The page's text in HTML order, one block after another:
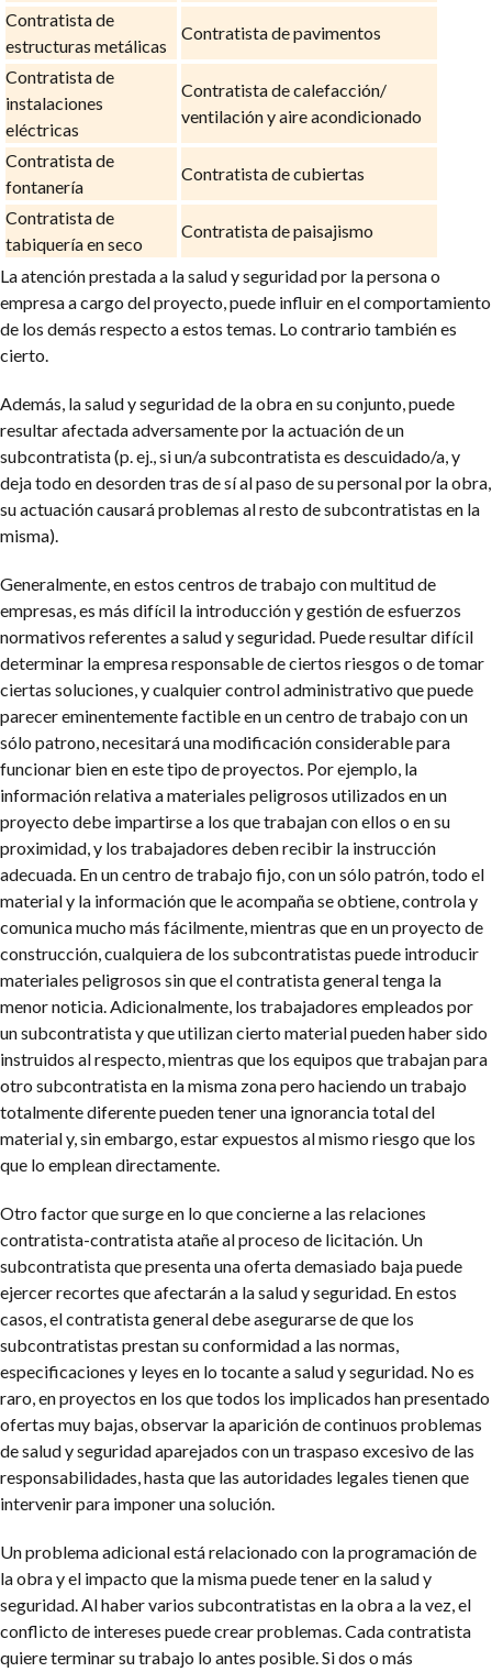
Contratista de
estructuras metálicas
Contratista de pavimentos
Contratista de
instalaciones
eléctricas
Contratista de calefacción/
ventilación y aire acondicionado
Contratista de
fontanería
Contratista de cubiertas
Contratista de
tabiquería en seco
Contratista de paisajismo
La atención prestada a la salud y seguridad por la persona o
empresa a cargo del proyecto, puede influir en el comportamiento
de los demás respecto a estos temas. Lo contrario también es
cierto.
Además, la salud y seguridad de la obra en su conjunto, puede
resultar afectada adversamente por la actuación de un
subcontratista (p. ej., si un/a subcontratista es descuidado/a, y
deja todo en desorden tras de sí al paso de su personal por la obra,
su actuación causará problemas al resto de subcontratistas en la
misma).
Generalmente, en estos centros de trabajo con multitud de
empresas, es más difícil la introducción y gestión de esfuerzos
normativos referentes a salud y seguridad. Puede resultar difícil
determinar la empresa responsable de ciertos riesgos o de tomar
ciertas soluciones, y cualquier control administrativo que puede
parecer eminentemente factible en un centro de trabajo con un
sólo patrono, necesitará una modificación considerable para
funcionar bien en este tipo de proyectos. Por ejemplo, la
información relativa a materiales peligrosos utilizados en un
proyecto debe impartirse a los que trabajan con ellos o en su
proximidad, y los trabajadores deben recibir la instrucción
adecuada. En un centro de trabajo fijo, con un sólo patrón, todo el
material y la información que le acompaña se obtiene, controla y
comunica mucho más fácilmente, mientras que en un proyecto de
construcción, cualquiera de los subcontratistas puede introducir
materiales peligrosos sin que el contratista general tenga la
menor noticia. Adicionalmente, los trabajadores empleados por
un subcontratista y que utilizan cierto material pueden haber sido
instruidos al respecto, mientras que los equipos que trabajan para
otro subcontratista en la misma zona pero haciendo un trabajo
totalmente diferente pueden tener una ignorancia total del
material y, sin embargo, estar expuestos al mismo riesgo que los
que lo emplean directamente.
Otro factor que surge en lo que concierne a las relaciones
contratista-contratista atañe al proceso de licitación. Un
subcontratista que presenta una oferta demasiado baja puede
ejercer recortes que afectarán a la salud y seguridad. En estos
casos, el contratista general debe asegurarse de que los
subcontratistas prestan su conformidad a las normas,
especificaciones y leyes en lo tocante a salud y seguridad. No es
raro, en proyectos en los que todos los implicados han presentado
ofertas muy bajas, observar la aparición de continuos problemas
de salud y seguridad aparejados con un traspaso excesivo de las
responsabilidades, hasta que las autoridades legales tienen que
intervenir para imponer una solución.
Un problema adicional está relacionado con la programación de
la obra y el impacto que la misma puede tener en la salud y
seguridad. Al haber varios subcontratistas en la obra a la vez, el
conflicto de intereses puede crear problemas. Cada contratista
quiere terminar su trabajo lo antes posible. Si dos o más